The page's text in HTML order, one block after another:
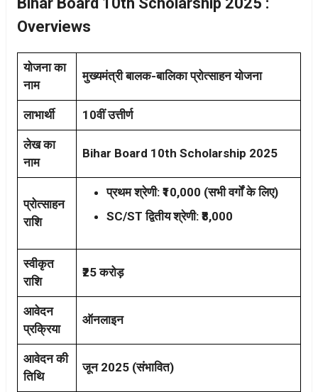
Overviews
योजना का
नाम
मुख्यमंत्री बालक-बालिका प्रोत्साहन योजना
लाभार्थी 10वीं उत्तीर्ण
लेख का
नाम
Bihar Board 10th Scholarship 2025
प्रोत्साहन
राशि
प्रथम श्रेणी: ₹10,000 (सभी वर्गों के लिए)
SC/ST द्वितीय श्रेणी: ₹8,000
स्वीकृत
राशि
₹25 करोड़
आवेदन
प्रक्रिया
ऑनलाइन
आवेदन की
तिथि
जून 2025 (संभावित)